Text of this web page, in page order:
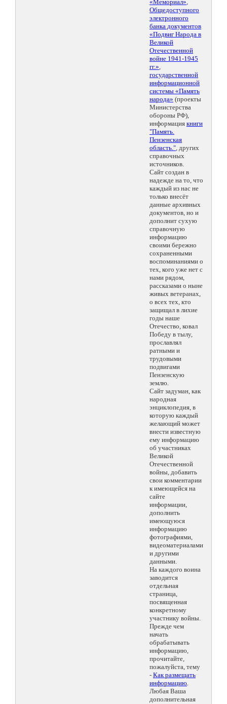
«Мемориал»,
Общедоступного
электронного
банка документов
«Подвиг Народа в
Великой
Отечественной
войне 1941-1945
гг.»,
государственной
информационной
системы «Память
народа» (проекты
Министерства
обороны РФ),
информация книги
"Память.
Пензенская
область.", других
справочных
источников.
Сайт создан в
надежде на то, что
каждый из нас не
только внесёт
данные архивных
документов, но и
дополнит сухую
справочную
информацию
своими бережно
сохраненными
воспоминаниями о
тех, кого уже нет с
нами рядом,
рассказами о ныне
живых ветеранах,
о всех тех, кто
защищал в лихие
годы наше
Отечество, ковал
Победу в тылу,
прославлял
ратными и
трудовыми
подвигами
Пензенскую
землю.
Сайт задуман, как
народная
энциклопедия, в
которую каждый
желающий может
внести известную
ему информацию
об участниках
Великой
Отечественной
войны, добавить
свои комментарии
к имеющейся на
сайте
информации,
дополнить
имеющуюся
информацию
фотографиями,
видеоматериалами
и другими
данными.
На каждого воина
заводится
отдельная
страница,
посвященная
конкретному
участнику войны.
Прежде чем
начать
обрабатывать
информацию,
прочитайте,
пожалуйста, тему
- Как размещать
информацию.
Любая Ваша
дополнительная